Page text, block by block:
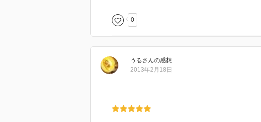
そして相変わらず、いや、前にも増した胆力
今のところこの続編は出ていないが、彼女が本
0
うるさんの感想
2013年2月18日